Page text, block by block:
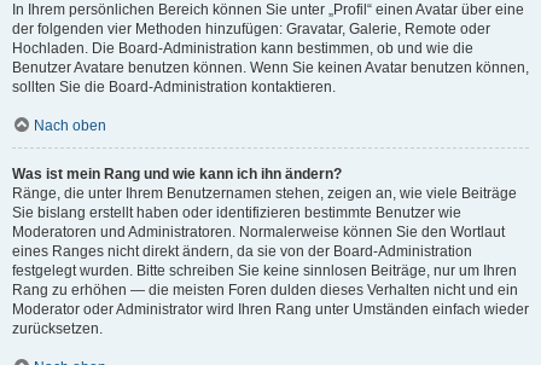
In Ihrem persönlichen Bereich können Sie unter „Profil“ einen Avatar über eine
der folgenden vier Methoden hinzufügen: Gravatar, Galerie, Remote oder
Hochladen. Die Board-Administration kann bestimmen, ob und wie die
Benutzer Avatare benutzen können. Wenn Sie keinen Avatar benutzen können,
sollten Sie die Board-Administration kontaktieren.
Nach oben
Was ist mein Rang und wie kann ich ihn ändern?
Ränge, die unter Ihrem Benutzernamen stehen, zeigen an, wie viele Beiträge
Sie bislang erstellt haben oder identifizieren bestimmte Benutzer wie
Moderatoren und Administratoren. Normalerweise können Sie den Wortlaut
eines Ranges nicht direkt ändern, da sie von der Board-Administration
festgelegt wurden. Bitte schreiben Sie keine sinnlosen Beiträge, nur um Ihren
Rang zu erhöhen — die meisten Foren dulden dieses Verhalten nicht und ein
Moderator oder Administrator wird Ihren Rang unter Umständen einfach wieder
zurücksetzen.